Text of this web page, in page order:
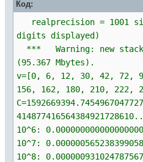
Код:
realprecision = 1001
digits displayed)
*** Warning: new stack
(95.367 Mbytes).
v=[0, 6, 12, 30, 42, 72,
156, 162, 180, 210, 222,
10^6:
10^7:
10^8: